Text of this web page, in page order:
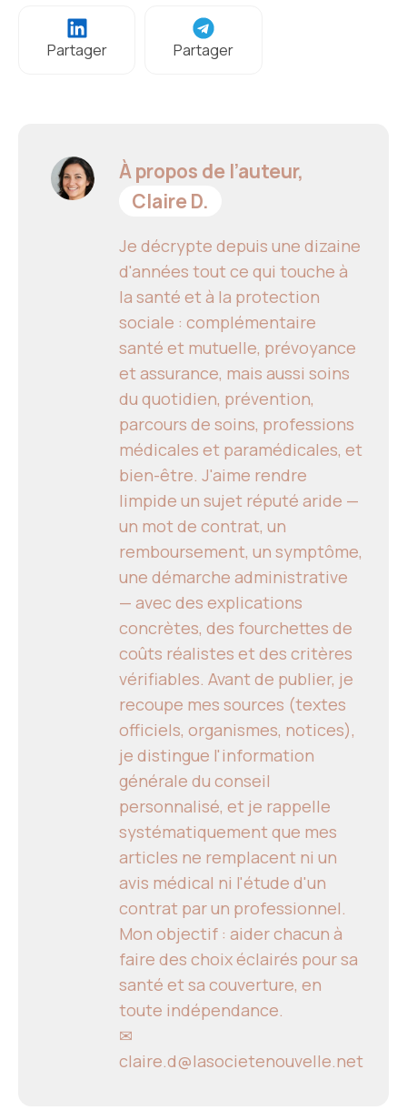
Partager Partager
À propos de l’auteur,
Claire D.
Je décrypte depuis une dizaine
d'années tout ce qui touche à
la santé et à la protection
sociale : complémentaire
santé et mutuelle, prévoyance
et assurance, mais aussi soins
du quotidien, prévention,
parcours de soins, professions
médicales et paramédicales, et
bien-être. J'aime rendre
limpide un sujet réputé aride —
un mot de contrat, un
remboursement, un symptôme,
une démarche administrative
— avec des explications
concrètes, des fourchettes de
coûts réalistes et des critères
vérifiables. Avant de publier, je
recoupe mes sources (textes
officiels, organismes, notices),
je distingue l'information
générale du conseil
personnalisé, et je rappelle
systématiquement que mes
articles ne remplacent ni un
avis médical ni l'étude d'un
contrat par un professionnel.
Mon objectif : aider chacun à
faire des choix éclairés pour sa
santé et sa couverture, en
toute indépendance.
✉
claire.d@lasocietenouvelle.net